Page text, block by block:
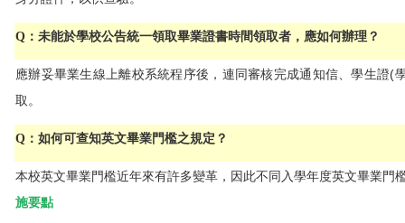
Q：未能於學校公告統一領取畢業證書時間領取者，應如何辦理？
應辦妥畢業生線上離校系統程序後，連同審核完成通知信、學生證(
取 。
Q：如何可查知英文畢業門檻之規定？
本校英文畢業門檻近年來有許多變革，因此不同入學年度英文畢業門
施要點